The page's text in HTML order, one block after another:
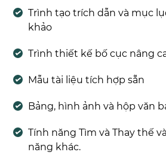
Trình tạo trích dẫn và mục
khảo
Trình thiết kế bố cục nâng
Mẫu tài liệu tích hợp sẵn
Bảng, hình ảnh và hộp văn
Tính năng Tìm và Thay thế
năng khác.